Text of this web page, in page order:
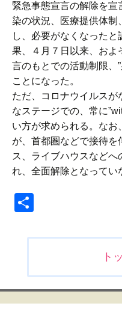
緊急事態宣言の解除を
染の状況、医療提供体制
し、必要がなくなった
果、４月７日以来、およ
言のもとでの活動制限、
ことになった。
ただ、コロナウイルスが
なステージでの、常に
い方が求められる。なお
が、首都圏などで接待を
ス、ライブハウスなどへ
れ、全面解除となってい
ビ
ゲ
ト